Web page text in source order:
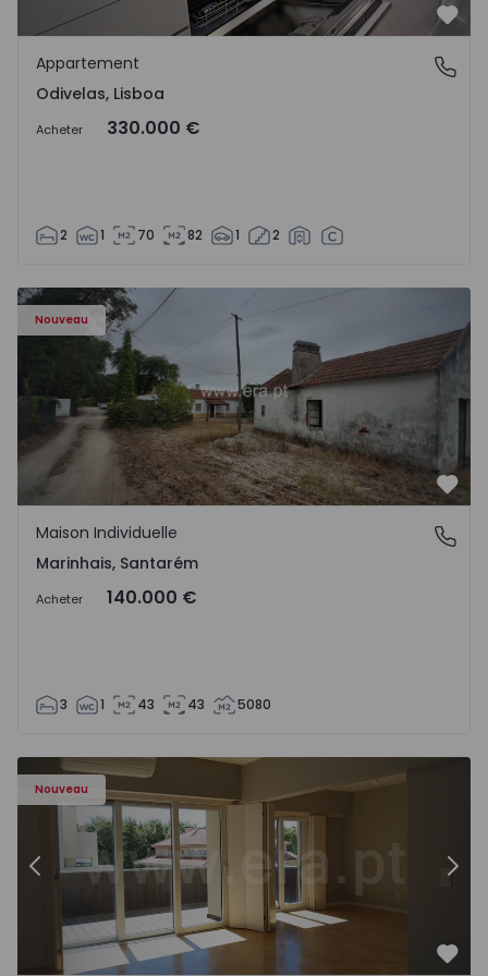
Odivelas, Lisboa
Appartement
Odivelas, Lisboa
Acheter 330.000 €
2 1 70 82 1 2
Nouveau
Appartement T3 Salvaterra de Magos, Marinhais -
Marinhais, Santarém
Maison Individuelle
Marinhais, Santarém
Acheter 140.000 €
3 1 43 43 5080
Nouveau
Appartement T3 Porto, Foz - 1536983 - 12
Précédent